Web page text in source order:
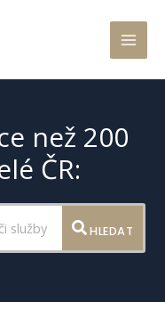
než 200
ČR:
HLEDAT